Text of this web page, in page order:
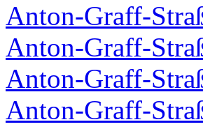
Anton-Graff-
Anton-Graff-
Anton-Graff-
Anton-Graff-